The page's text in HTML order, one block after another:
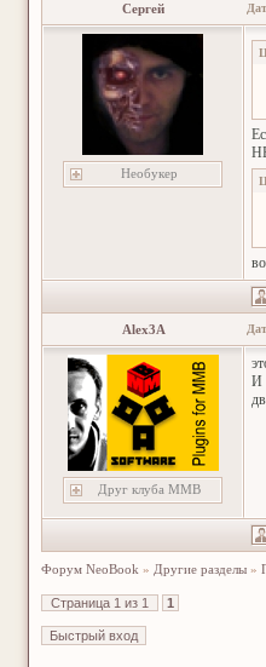
Сергей
Необукер
Alex3A
Друг клуба ММВ
И
Форум NeoBook » Другие разделы »
Страница 1 из 1 1